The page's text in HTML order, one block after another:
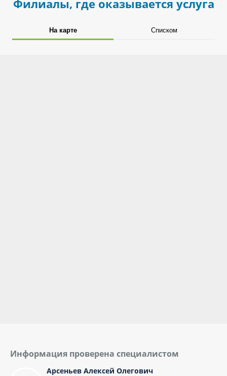
Филиалы, где оказывается услуга
На карте Списком
Информация проверена специалистом
Арсеньев Алексей Олегович